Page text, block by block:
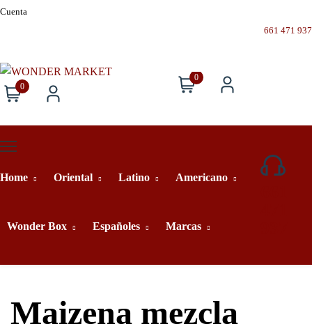
Cuenta
661 471 937
0
0
Home Oriental Latino Americano
Wonder Box Españoles Marcas
Maizena mezcla